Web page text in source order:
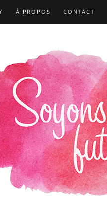
À PROPOS CONTACT